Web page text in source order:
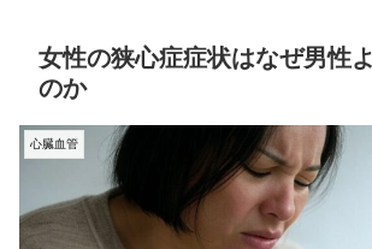
女性の狭心症症状はなぜ男性
のか
心臓血管